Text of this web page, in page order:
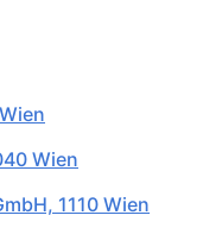
Wien
1110 Wien